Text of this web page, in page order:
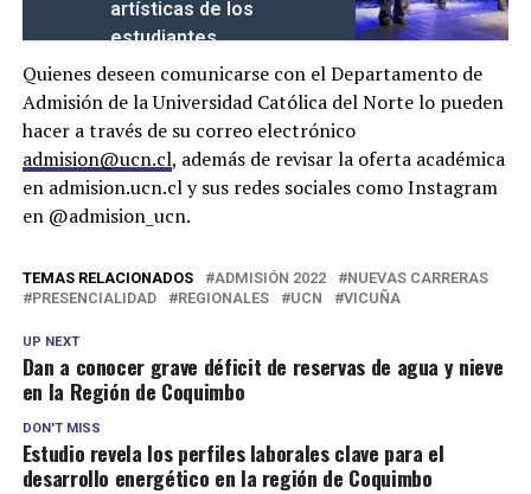
artísticas de los
estudiantes
Quienes deseen comunicarse con el Departamento de
Admisión de la Universidad Católica del Norte lo pueden
hacer a través de su correo electrónico
admision@ucn.cl, además de revisar la oferta académica
en admision.ucn.cl y sus redes sociales como Instagram
en @admision_ucn.
TEMAS RELACIONADOS ADMISIÓN 2022
NUEVAS CARRERAS
PRESENCIALIDAD
REGIONALES UCN VICUÑA
UP NEXT
Dan a conocer grave déficit de reservas de agua y nieve
en la Región de Coquimbo
DON'T MISS
Estudio revela los perfiles laborales clave para el
desarrollo energético en la región de Coquimbo